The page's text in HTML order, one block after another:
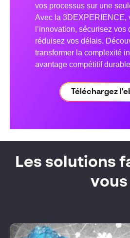
vos processus sur une
Avec la 3DEXPERIENCE,
l’innovation, sécurisez vos
réduisez vos délais.
transformer la complexité
avantage compétitif
Téléchargez
Les solutions
vous